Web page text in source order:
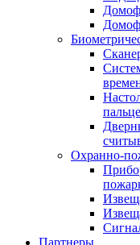
Охранно-
Партнеры